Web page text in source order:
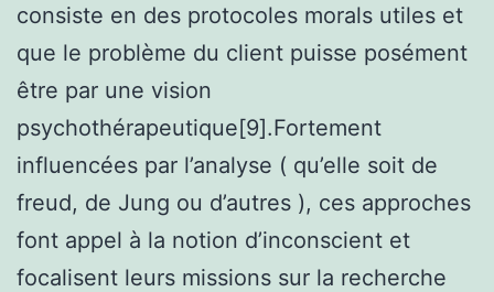
consiste en des protocoles morals utiles et
que le problème du client puisse posément
être par une vision
psychothérapeutique[9].Fortement
influencées par l’analyse ( qu’elle soit de
freud, de Jung ou d’autres ), ces approches
font appel à la notion d’inconscient et
focalisent leurs missions sur la recherche